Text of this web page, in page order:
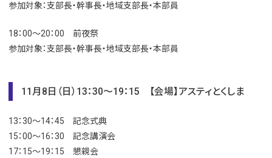
参加対象：支部長・幹事長・地域支部長・本部員
18：00～20：00 前夜祭
参加対象：支部長・幹事長・地域支部長・本部員
11月8日（日）13：30～19：15 【会場】アスティとくしま
13：30～14：45 記念式典
15：00～16：30 記念講演会
17：15～19：15 懇親会